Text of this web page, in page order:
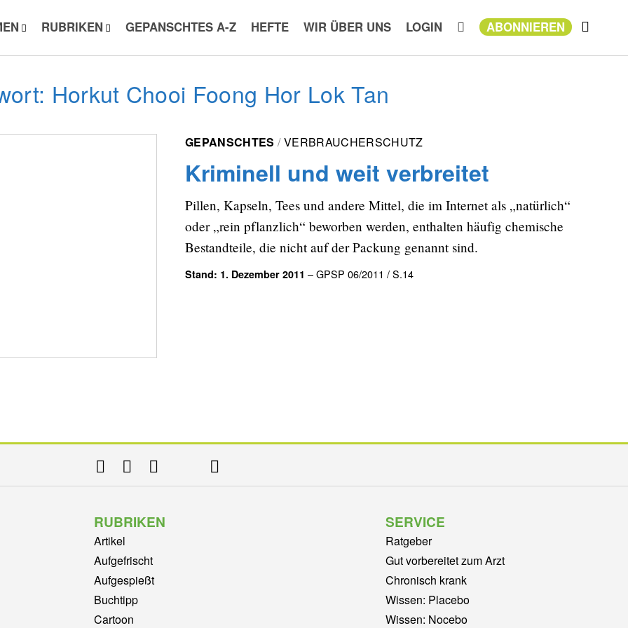
RUBRIKEN GEPANSCHTES A-Z HEFTE WIR ÜBER UNS LOGIN ABONNIEREN
Horkut Chooi Foong Hor Lok Tan
GEPANSCHTES VERBRAUCHERSCHUTZ
Kriminell und weit verbreitet
Pillen, Kapseln, Tees und andere Mittel, die im Internet als „natürlich“
oder „rein pflanzlich“ beworben werden, enthalten häufig chemische
Bestandteile, die nicht auf der Packung genannt sind.
Stand: 1. Dezember 2011 – GPSP 06/2011 / S.14
RUBRIKEN
Artikel
Aufgefrischt
Aufgespießt
Buchtipp
Cartoon
SERVICE
Ratgeber
Gut vorbereitet zum Arzt
Chronisch krank
Wissen: Placebo
Wissen: Nocebo